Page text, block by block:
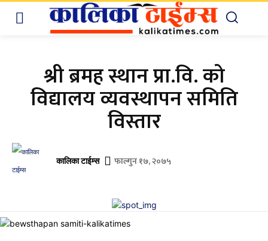
श्री ब्रमह स्थान प्रा.वि. को
विद्यालय व्यवस्थापन समिति
विस्तार
कालिका टाईम्स फाल्गुन १७, २०७५